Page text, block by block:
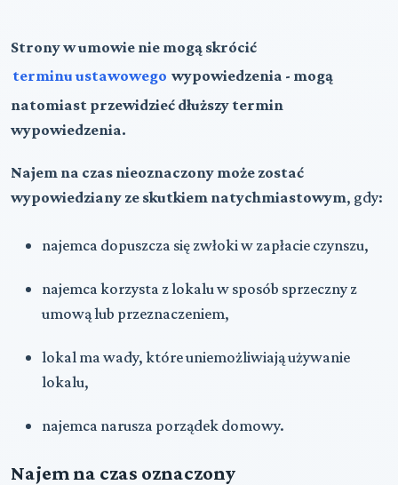
Strony w umowie nie mogą skrócić
terminu ustawowego wypowiedzenia - mogą
natomiast przewidzieć dłuższy termin
wypowiedzenia.
Najem na czas nieoznaczony może zostać
wypowiedziany ze skutkiem natychmiastowym, gdy:
najemca dopuszcza się zwłoki w zapłacie czynszu,
najemca korzysta z lokalu w sposób sprzeczny z
umową lub przeznaczeniem,
lokal ma wady, które uniemożliwiają używanie
lokalu,
najemca narusza porządek domowy.
Najem na czas oznaczony